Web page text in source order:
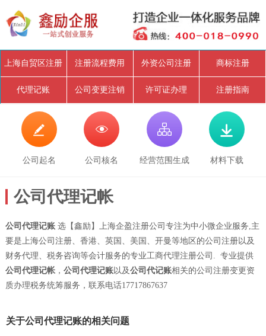
上海自贸区注册 注册流程费用 外资公司注册 商标注册
代理记账 公司变更注销 许可证办理 注册指南

公司起名

公司核名

经营范围生成

材料下载
公司代理记帐
公司代理记账选【鑫励】上海企盈注册公司专注为中小微企业服务,主
要是上海公司注册、香港、英国、美国、开曼等地区的公司注册以及
财务代理、税务咨询等会计服务的专业工商代理注册公司. 专业提供
公司代理记帐， 公司代理记账以及公司代记账相关的公司注册变更资
质办理税务统筹服务，联系电话17717867637
关于公司代理记账的相关问题